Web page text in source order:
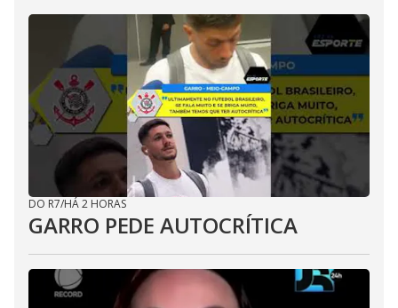
DO R7/HÁ 2 HORAS
GARRO PEDE AUTOCRÍTICA